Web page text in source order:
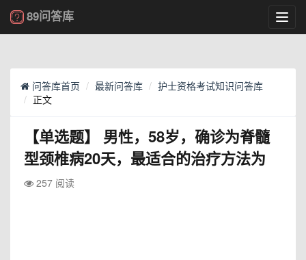
89问答库
问答库首页 最新问答库
护士资格考试知识问答库
正文
【单选题】
男性，58岁，确诊为脊髓
型颈椎病20天，最适合的治疗方法为
257 阅读